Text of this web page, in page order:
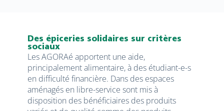
Des épiceries solidaires sur critères
sociaux
Les AGORAé apportent une aide,
principalement alimentaire, à des étudiant-e-s
en difficulté financière. Dans des espaces
aménagés en libre-service sont mis à
disposition des bénéficiaires des produits